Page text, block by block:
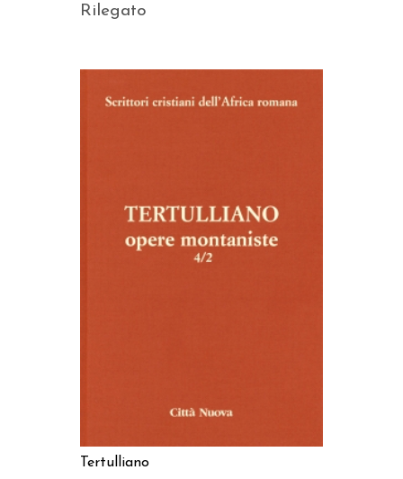
Rilegato
AGGIUNGI AL CARRELLO
Tertulliano